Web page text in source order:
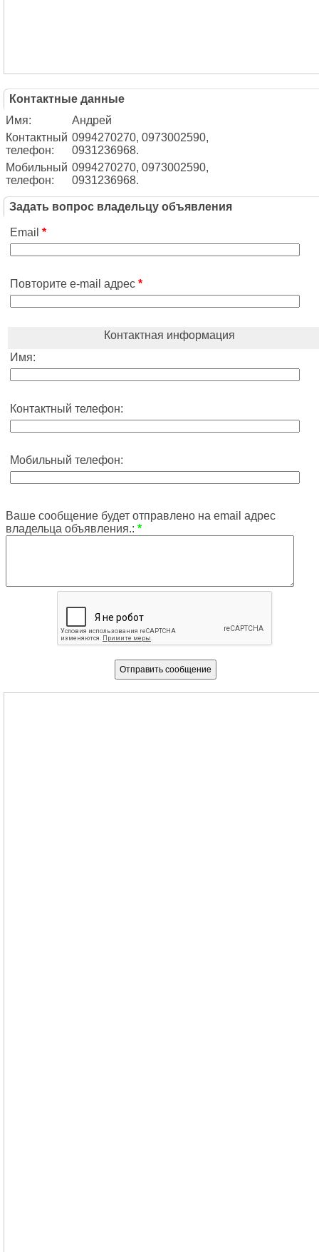
Контактные данные
Имя:
Андрей
Контактный
телефон:
0994270270, 0973002590,
0931236968.
Мобильный
телефон:
0994270270, 0973002590,
0931236968.
Задать вопрос владельцу объявления
Email *
Повторите e-mail адрес *
Контактная информация
Имя:
Контактный телефон:
Мобильный телефон:
Ваше сообщение будет отправлено на email адрес
владельца объявления.: *